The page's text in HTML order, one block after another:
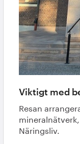
Viktigt med
Resan
Näringsliv.